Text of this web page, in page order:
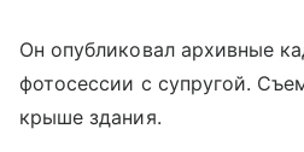
Он опубликовал архивные
фотосессии с супругой.
крыше здания.